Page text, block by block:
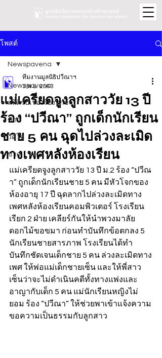
โพสต์
Newspavena
สถิติรับเรื่องร้องทุกข์
ข่าว
วิดีโอ
ข่าว
Newspavena
แม่เครียดจูงลูกสาววัย 13 ปี
ร้อง “ปวีณา” ถูกเด็กนักเรียน
ชาย 5 คน ฉุดไปล่วงละเมิด
ทางเพศหลังห้องเรียน
ทีมงานมูลนิธิปวีณาฯ
3 พ.ย. 2563
แม่เครียดจูงลูกสาววัย 13 ปี ม.2 ร้อง “ปวีณ
า” ถูกเด็กนักเรียนชาย 5 คน มีหัวโจกของ
ห้องอายุ 17 ปี ฉุดลากไปล่วงละเมิดทาง
เพศหลังห้องเรียนคอมพิวเตอร์ โรงเรียน
เรียก 2 ฝ่าย เคลียร์กันให้นำพวงมาลัย
ดอกไม้ขอขมา ก่อนทำบันทึกข้อตกลง 5
นักเรียนชายสารภาพ โรงเรียนได้ทำ
บันทึกชัดเจนเด็กชาย 5 คน ล่วงละเมิดทาง
เพศ ให้พ่อแม่เด็กชายเซ็น และให้พี่สาว
เซ็นว่าจะไม่ดำเนินคดีทั้งทางแพ่งและ
อาญากับเด็ก 5 คน แม่นักเรียนหญิงไม่
ยอม ร้อง “ปวีณา” ให้ช่วยพาเข้าแจ้งความ
ขอความเป็นธรรมกับลูกสาว